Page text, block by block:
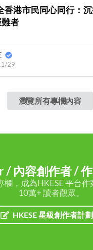
香港市民同心同行：
者
29
瀏覽所有專欄內容
/ 內容創作者 /
欄，成為HKESE 平台
10萬+ 讀者觀眾。
HKESE 星級創作者計